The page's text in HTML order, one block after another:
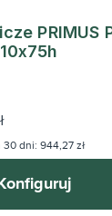
PRIMUS
dni: 944,27 zł